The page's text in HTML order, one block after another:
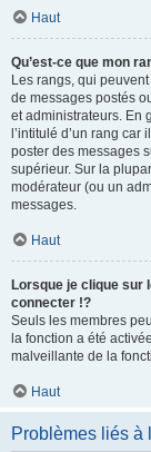
Haut
Qu’est-ce que mon
Les rangs, qui
de messages postés
et administrateurs. En
l’intitulé d’un rang
poster des messages
supérieur. Sur la
modérateur (ou un
messages.
Haut
Lorsque je clique sur
connecter !?
Seuls les membres
la fonction a été
malveillante de la
Haut
Problèmes liés à